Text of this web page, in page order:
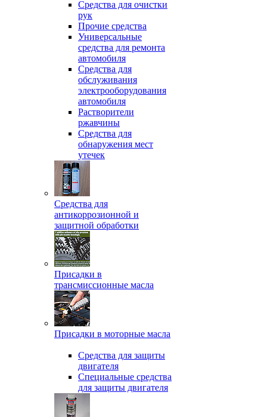
Средства для очистки
рук
Прочие средства
Универсальные
средства для ремонта
автомобиля
Средства для
обслуживания
электрооборудования
автомобиля
Растворители
ржавчины
Средства для
обнаружения мест
утечек
Средства для
антикоррозионной и
защитной обработки
Присадки в
трансмиссионные масла
Присадки в моторные масла
Средства для защиты
двигателя
Специальныe средства
для защиты двигателя